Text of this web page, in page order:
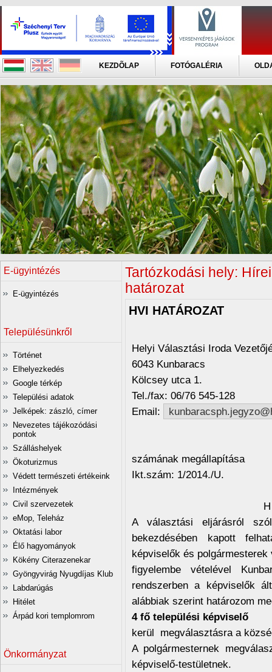
KEZDÕLAP FOTÓGALÉRIA
E-ügyintézés
E-ügyintézés
Településünkről
Történet
Elhelyezkedés
Google térkép
Települési adatok
Jelképek: zászló, címer
Nevezetes tájékozódási
pontok
Szálláshelyek
Ökoturizmus
Védett természeti értékeink
Intézmények
Civil szervezetek
eMop, Teleház
Oktatási labor
Élő hagyományok
Kökény Citerazenekar
Gyöngyvirág Nyugdíjas Klub
Labdarúgás
Hitélet
Árpád kori templomrom
Önkormányzat
Tartózkodási hely:
határozat
HVI HATÁROZAT
Helyi Választási Iroda
6043 Kunbaracs
Kölcsey utca 1.
Tel./fax: 06/76 545-128
Email:
számának megállapítása
Ikt.szám: 1/2014./U.
A választási eljárásról
bekezdésében kapott
képviselők és
figyelembe vételével
rendszerben a képviselők
alábbiak szerint határozom
4 fő települési képviselő
kerül megválasztásra a
A polgármesternek
képviselő-testületnek.